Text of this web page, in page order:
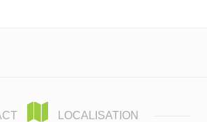
LOCALISATION